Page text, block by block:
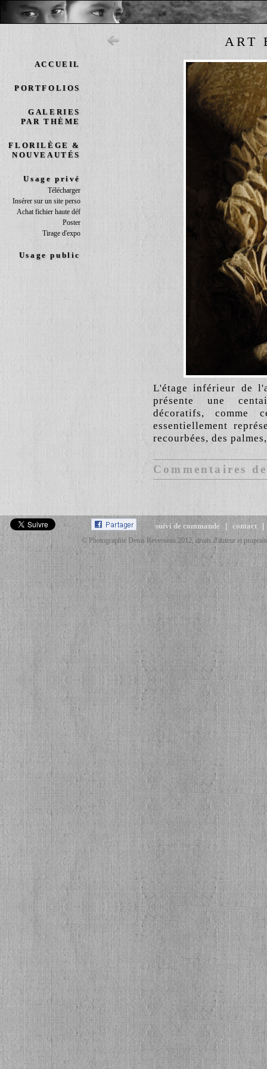
ART
ACCUEIL
PORTFOLIOS
GALERIES
PAR THÈME
FLORILÈGE &
NOUVEAUTÉS
Usage privé
Télécharger
Insérer sur un site perso
Achat fichier haute déf
Poster
Tirage d'expo
Usage public
L'étage inférieur de
présente une
décoratifs, comme
essentiellement
recourbées, des
Commentaires
suivi de commande |contact
© Photographie Denis Reverseau 2012, droits d'auteur et